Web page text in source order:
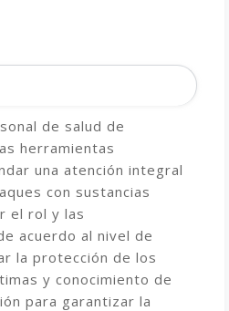
de salud de
herramientas
una atención integral
con sustancias
el rol y las
acuerdo al nivel de
la protección de los
y conocimiento de
para garantizar la